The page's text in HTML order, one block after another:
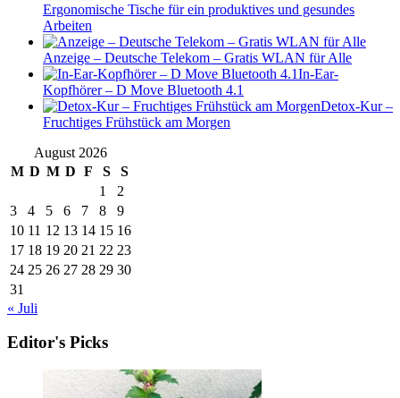
Ergonomische Tische für ein produktives und gesundes
Arbeiten
Anzeige – Deutsche Telekom – Gratis WLAN für Alle
In-Ear-
Kopfhörer – D Move Bluetooth 4.1
Detox-Kur –
Fruchtiges Frühstück am Morgen
August 2026
M D M D F S
S
1
2
3
4 5 6 7 8
9
10 11 12 13 14 15 16
17 18 19 20 21 22 23
24 25 26 27 28 29 30
31
« Juli
Editor's Picks